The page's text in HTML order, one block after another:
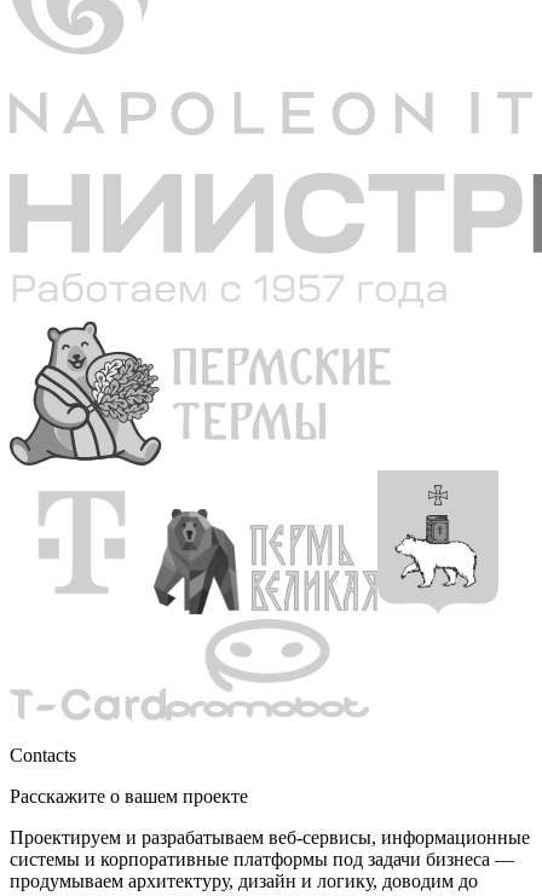
Contacts
Расскажите о вашем проекте
Проектируем и разрабатываем веб-сервисы, информационные
системы и корпоративные платформы под задачи бизнеса —
продумываем архитектуру, дизайн и логику, доводим до